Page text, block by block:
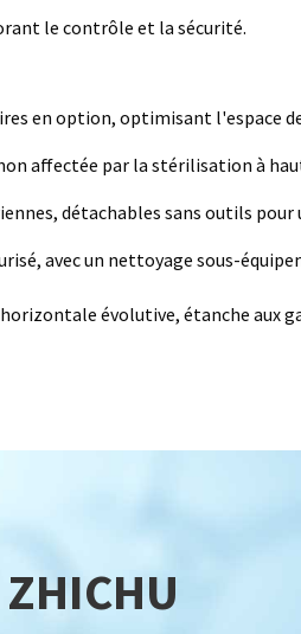
le contrôle et la sécurité.
en option, optimisant l'espace
affectée par la stérilisation à
détachables sans outils
avec un nettoyage sous-
évolutive, étanche aux